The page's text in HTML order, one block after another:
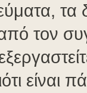
τον
είναι